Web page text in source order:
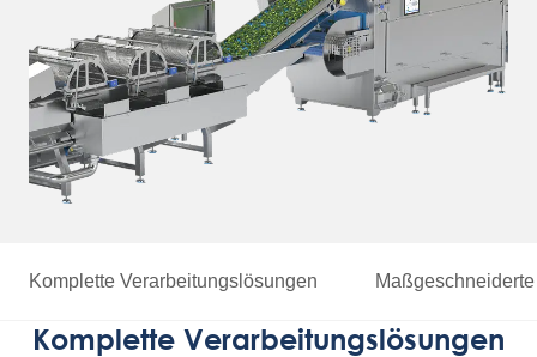
Komplette Verarbeitungslösungen
Komplette Verarbeitungslösungen